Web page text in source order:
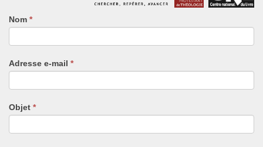
Nom *
Adresse e-mail *
Objet *
Si
vous
êtes
humain,
remplissez
ce